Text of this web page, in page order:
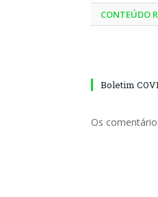
CONTEÚDO
Boletim
Os